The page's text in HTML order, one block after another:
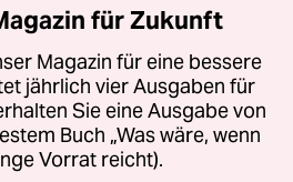
für Zukunft
Magazin für eine bessere
jährlich vier Ausgaben für
Sie eine Ausgabe von
Buch „Was wäre, wenn
Vorrat reicht).